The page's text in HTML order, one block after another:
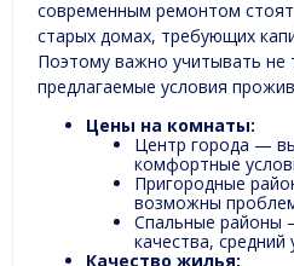
современным ремонтом
старых домах, требующих
Поэтому важно учитывать не
предлагаемые условия
Цены на комнаты:
Центр города —
комфортные
Пригородные
возможны
Спальные районы
качества,
Качество жилья: